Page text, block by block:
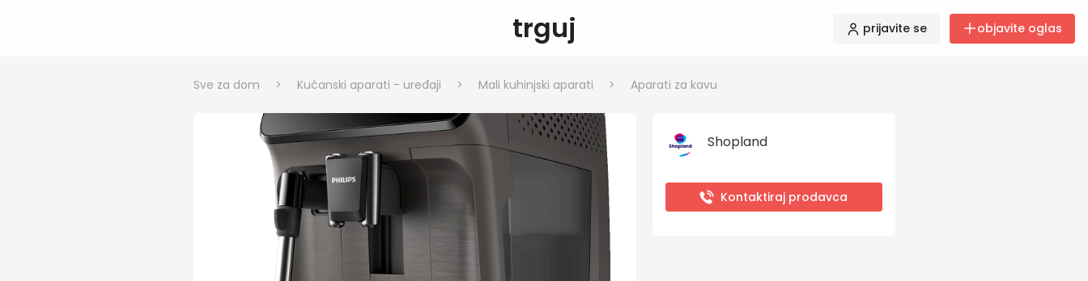
trguj prijavite se objavite oglas
Sve za dom > Kućanski aparati - uređaji > Mali kuhinjski aparati > Aparati za kavu
Shopland
Kontaktiraj prodavca